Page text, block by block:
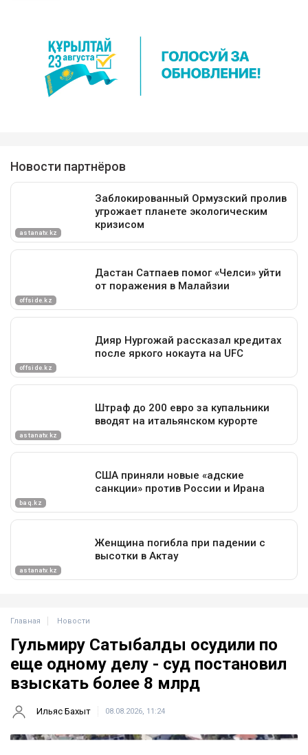
Главная Новости
Гульмиру Сатыбалды осудили по
еще одному делу - суд постановил
взыскать более 8 млрд
Ильяс Бахыт 08.08.2026, 11:24